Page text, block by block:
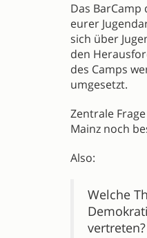
Das BarCamp
eurer
sich über
den
des Camps
umgesetzt.
Zentrale
Mainz noch
Also:
Welche
vertreten?